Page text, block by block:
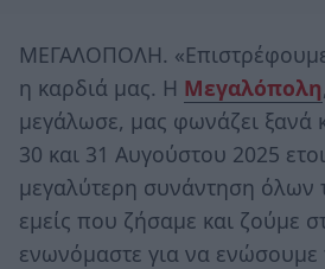
ΜΕΓΑΛΟΠΟΛΗ. «Επιστρέφουμε
η καρδιά μας. Η Μεγαλόπολη
μεγάλωσε, μας φωνάζει ξανά
30 και 31 Αυγούστου 2025
μεγαλύτερη συνάντηση όλων
εμείς που ζήσαμε και ζούμε
ενωνόμαστε για να ενώσουμε